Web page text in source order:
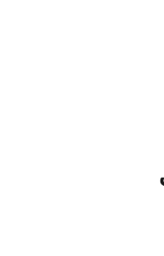
Toggle